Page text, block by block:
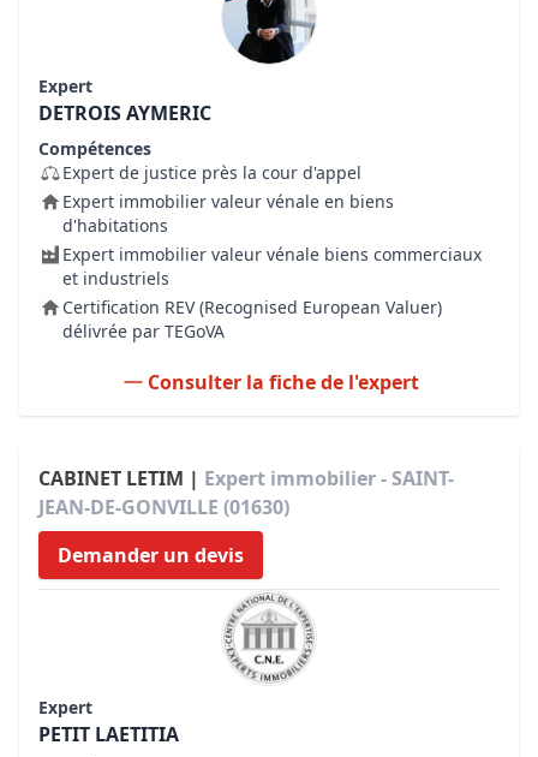
Expert
DETROIS AYMERIC
Compétences
Expert de justice près la cour d'appel
Expert immobilier valeur vénale en biens
d'habitations
Expert immobilier valeur vénale biens commerciaux
et industriels
Certification REV (Recognised European Valuer)
délivrée par TEGoVA
Consulter la fiche de l'expert
CABINET LETIM | Expert immobilier - SAINT-
JEAN-DE-GONVILLE (01630)
Demander un devis
Expert
PETIT LAETITIA